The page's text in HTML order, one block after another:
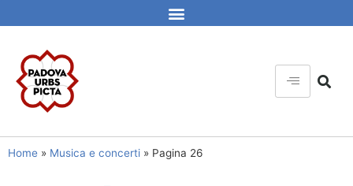
Home » Musica e concerti » Pagina 26